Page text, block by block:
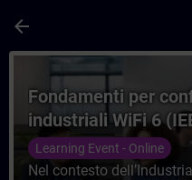
arrow_back
課程 -
Fondamenti per
industriali WiFi 6
Learning Event - Online
Nel contesto